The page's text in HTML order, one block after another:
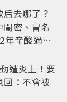
后去哪了？
密、冒名
年辛酸過往
遭炎上！要
：不會被